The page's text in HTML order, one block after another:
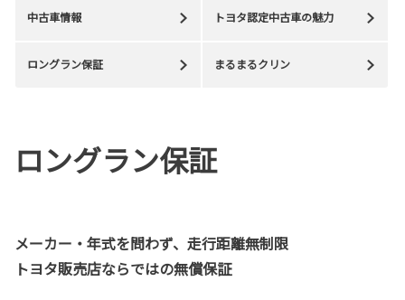
中古車情報 トヨタ認定中古車の魅力
ロングラン保証 まるまるクリン
ロングラン保証
メーカー・年式を問わず、走行距離無制限
トヨタ販売店ならではの無償保証